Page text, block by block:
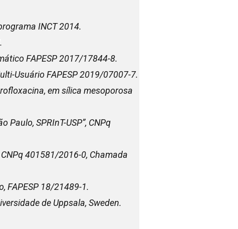
INCT 2014.
FAPESP 2017/17844-8.
Usuário FAPESP 2019/07007-7.
em sílica mesoporosa
SPRInT-USP”, CNPq
401581/2016-0, Chamada
FAPESP 18/21489-1.
de Uppsala, Sweden.